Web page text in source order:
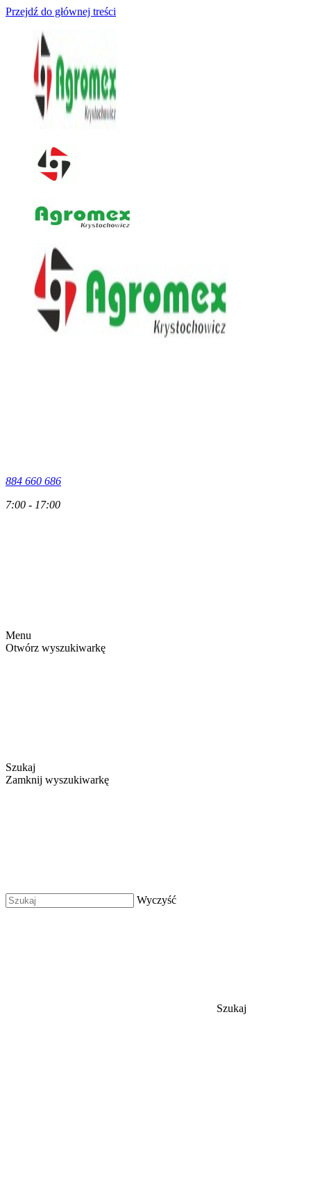
Przejdź do głównej treści
884 660 686
7:00 - 17:00
Menu
Otwórz wyszukiwarkę
Szukaj
Zamknij wyszukiwarkę
Wyczyść
Szukaj